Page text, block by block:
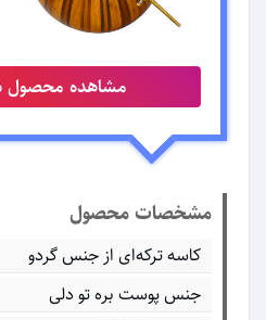
مشاهده محصول
مشخصات محصول
کاسه ترکه‌ای از جنس گردو
جنس پوست بره تو دلی